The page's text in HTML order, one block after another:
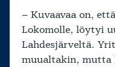
– Kuvaavaa on,
Lokomolle, löytyi
Lahdesjärveltä.
muualtakin, mutta